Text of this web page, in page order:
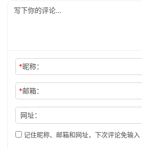
*昵称：
*邮箱：
网址：
记住昵称、邮箱和网址，下次评论免输入